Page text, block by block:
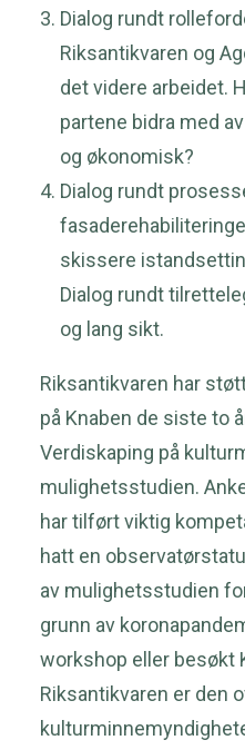
Dialog rundt
Riksantikvaren og
det videre arbeidet.
partene bidra med
og økonomisk?
Dialog rundt
skissere
Dialog rundt
og lang sikt.
Riksantikvaren har
på Knaben de siste to
Verdiskaping på
mulighetsstudien.
har tilført viktig
hatt en
av mulighetsstudien
grunn av
workshop eller besøkt
Riksantikvaren er den